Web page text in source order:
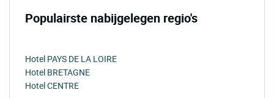
Populairste nabijgelegen regio's
Hotel PAYS DE LA LOIRE
Hotel BRETAGNE
Hotel CENTRE